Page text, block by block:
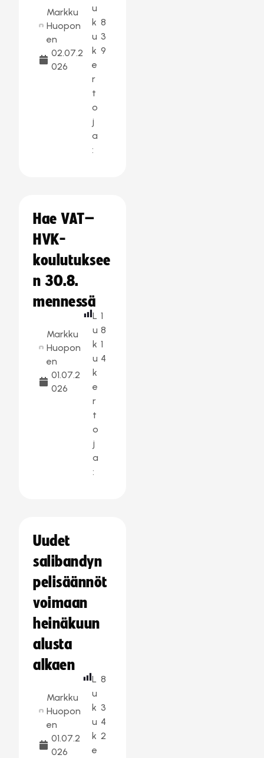
Markku
Huopon
en
02.07.2
026
u
k
u
k
e
r
t
o
j
a
:
8
3
9
Hae VAT–
HVK-
koulutuksee
n 30.8.
mennessä
Markku
Huopon
en
01.07.2
026
L
u
k
u
k
e
r
t
o
j
a
:
1
8
1
4
Uudet
salibandyn
pelisäännöt
voimaan
heinäkuun
alusta
alkaen
Markku
Huopon
en
01.07.2
026
L
u
k
u
k
e
8
3
4
2